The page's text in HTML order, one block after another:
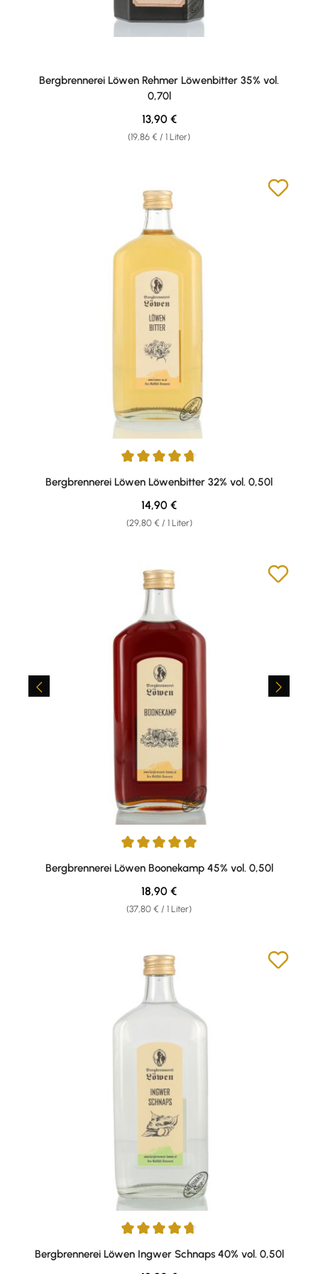
Bergbrennerei Löwen Rehmer Löwenbitter 35% vol.
0,70l
(19,86 € / 1 Liter)
Regulärer Preis:
13,90 €
Durchschnittliche Bewertung von 4.8 von 5 Sternen
Bergbrennerei Löwen Löwenbitter 32% vol. 0,50l
(29,80 € / 1 Liter)
Regulärer Preis:
14,90 €
Durchschnittliche Bewertung von 4.9 von 5 Sternen
Bergbrennerei Löwen Boonekamp 45% vol. 0,50l
(37,80 € / 1 Liter)
Regulärer Preis:
18,90 €
Durchschnittliche Bewertung von 4.86 von 5 Sternen
Bergbrennerei Löwen Ingwer Schnaps 40% vol. 0,50l